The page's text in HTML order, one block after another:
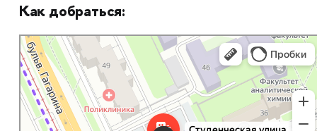
Как добраться:
Пермь
Студенческая улица, 38 — Яндекс Карты